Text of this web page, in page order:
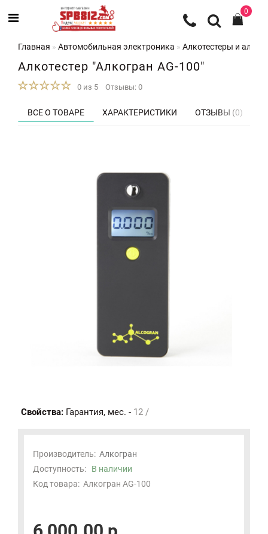
0
Главная Автомобильная электроника Алкотестеры и
Алкотестер "Алкогран AG-100"
0 из 5 Отзывы: 0
ВСЕ О ТОВАРЕ ХАРАКТЕРИСТИКИ ОТЗЫВЫ (0)
Свойства: Гарантия, мес. - 12 /
Производитель: Алкогран
Доступность: В наличии
Код товара: Алкогран AG-100